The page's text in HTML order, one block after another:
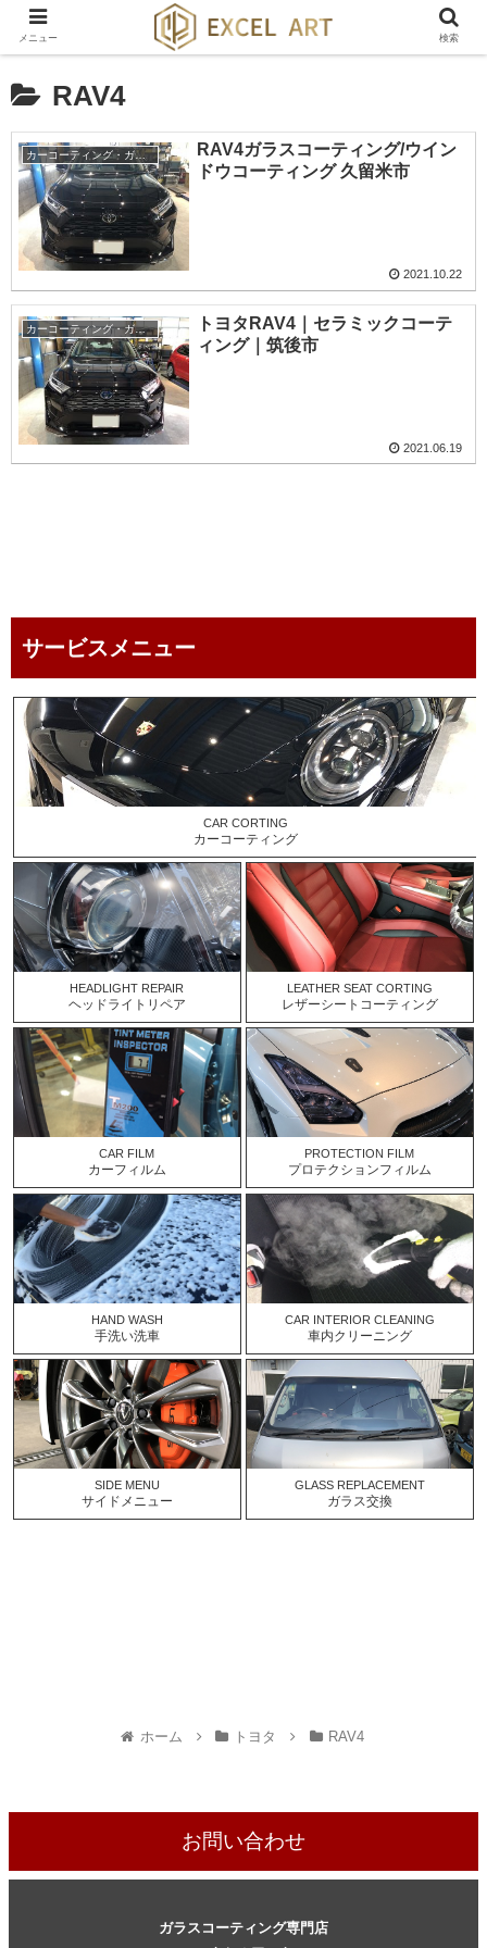
RAV4
カーコーティング・ガラスコーティング・ボディーコーティング
RAV4ガラスコーティング/ウイン
ドウコーティング 久留米市
2021.10.22
カーコーティング・ガラスコーティング・ボディーコーティング
トヨタRAV4｜セラミックコーテ
ィング｜筑後市
2021.06.19
サービスメニュー
CAR CORTING
カーコーティング
HEADLIGHT REPAIR
ヘッドライトリペア
LEATHER SEAT CORTING
レザーシートコーティング
CAR FILM
カーフィルム
PROTECTION FILM
プロテクションフィルム
HAND WASH
手洗い洗車
CAR INTERIOR CLEANING
車内クリーニング
SIDE MENU
サイドメニュー
GLASS REPLACEMENT
ガラス交換
ホーム トヨタ RAV4
お問い合わせ
ガラスコーティング専門店
メニュー 検索